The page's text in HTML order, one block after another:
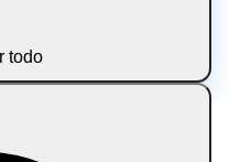
todo
derechos reservados.